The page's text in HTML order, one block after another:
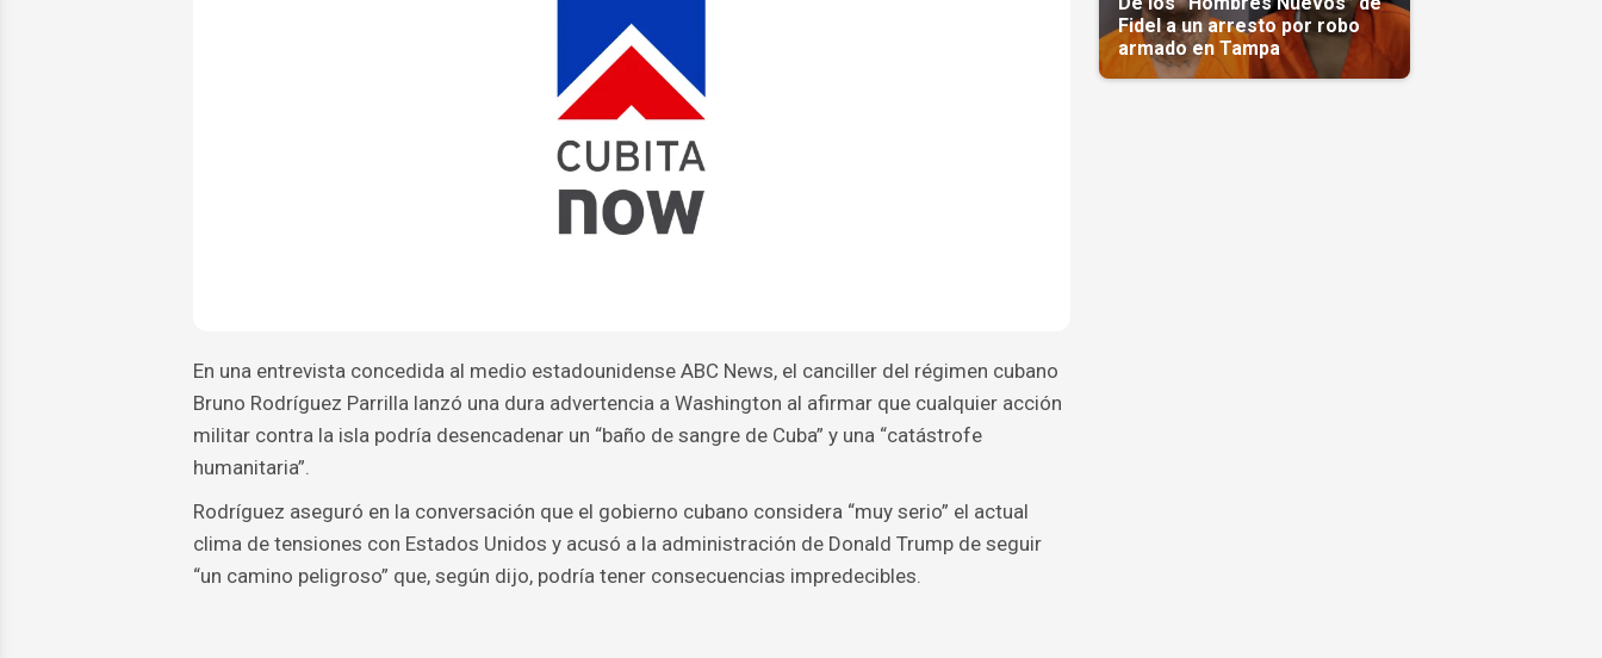
En una entrevista concedida al medio estadounidense ABC News, el canciller del régimen cubano
Bruno Rodríguez Parrilla lanzó una dura advertencia a Washington al afirmar que cualquier acción
militar contra la isla podría desencadenar un “baño de sangre de Cuba” y una “catástrofe
humanitaria”.
Rodríguez aseguró en la conversación que el gobierno cubano considera “muy serio” el actual
clima de tensiones con Estados Unidos y acusó a la administración de Donald Trump de seguir
“un camino peligroso” que, según dijo, podría tener consecuencias impredecibles.
Fidel a un arresto por robo
armado en Tampa